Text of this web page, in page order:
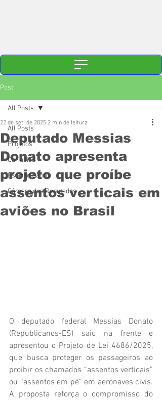
Post
All Posts
Projetos
Cariacica
Espírito Santo
Câmara dos Deputados
All Posts
Deputado Messias
Donato apresenta
projeto que proíbe
assentos verticais em
aviões no Brasil
22 de set. de 2025 2 min de leitura
O deputado federal Messias Donato
(Republicanos-ES) saiu na frente e
apresentou o Projeto de Lei 4686/2025,
que busca proteger os passageiros ao
proibir os chamados “assentos verticais”
ou “assentos em pé” em aeronaves civis.
A proposta reforça o compromisso do